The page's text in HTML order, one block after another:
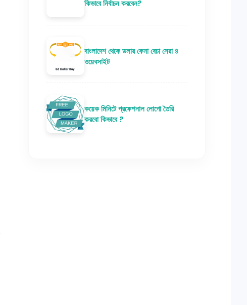
কিভাবে নির্বাচন করবেন?
বাংলাদেশ থেকে ডলার কেনা বেচা সেরা ৪
ওয়েবসাইট
কয়েক মিনিটে প্রফেশনাল লোগো তৈরি
করবো কিভাবে ?